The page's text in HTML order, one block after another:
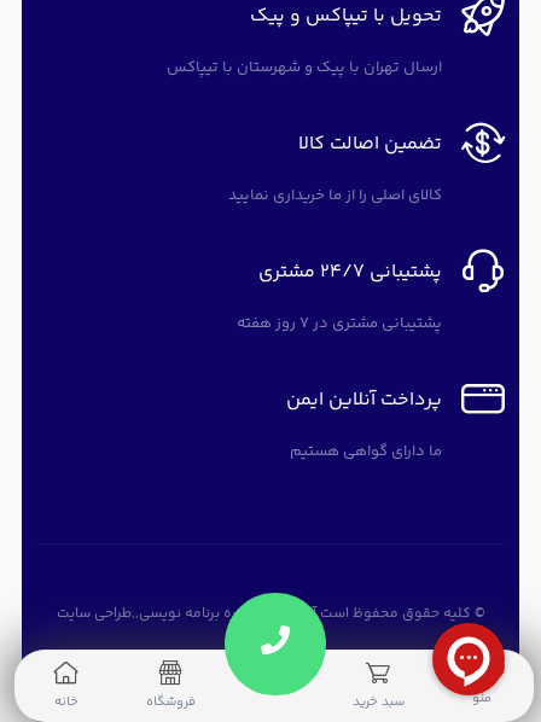
تحویل با تیپاکس و پیک
ارسال تهران با پیک و شهرستان با تیپاکس
تضمین اصالت کالا
کالای اصلی را از ما خریداری نمایید
پشتیبانی 24/7 مشتری
پشتیبانی مشتری در 7 روز هفته
پرداخت آنلاین ایمن
ما دارای گواهی هستیم
© کلیه حقوق محفوظ استآرته سافت دوره برنامه نویسی,,طراحی سایت
منو
0
سبد خرید فروشگاه خانه